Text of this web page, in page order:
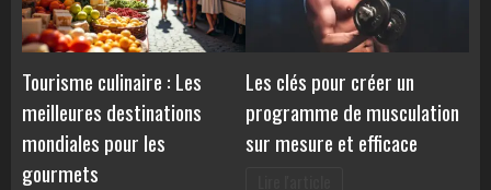
Tourisme culinaire : Les
meilleures destinations
mondiales pour les
gourmets
Les clés pour créer un
programme de musculation
sur mesure et efficace